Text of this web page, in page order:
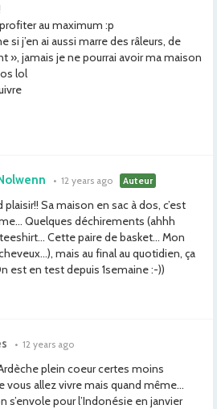
au maximum :p
si j’en ai aussi marre des râleurs, de
», jamais je ne pourrai avoir ma maison
lol
• 12 years ago Auteur
plaisir!! Sa maison en sac à dos, c’est
Quelques déchirements (ahhh
teeshirt… Cette paire de basket… Mon
mais au final au quotidien, ça
est en test depuis 1semaine :-))
• 12 years ago
plein coeur certes moins
vous allez vivre mais quand même…
s’envole pour l’Indonésie en janvier